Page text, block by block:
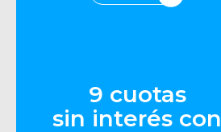
9 cuotas
sin interés con